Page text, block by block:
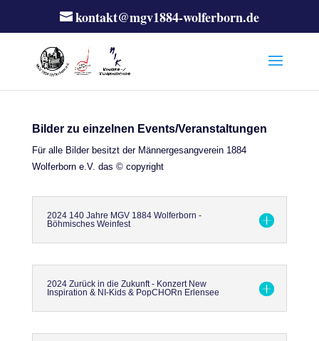
kontakt@mgv1884-wolferborn.de
Bilder zu einzelnen Events/Veranstaltungen
Für alle Bilder besitzt der Männergesangverein 1884
Wolferborn e.V. das © copyright
2024 140 Jahre MGV 1884 Wolferborn -
Böhmisches Weinfest
2024 Zurück in die Zukunft - Konzert New
Inspiration & NI-Kids & PopCHORn Erlensee